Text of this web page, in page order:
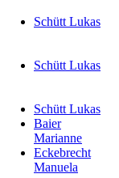
Schütt Lukas
Schütt Lukas
Schütt Lukas
Baier
Marianne
Eckebrecht
Manuela